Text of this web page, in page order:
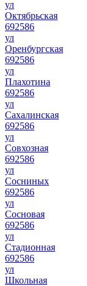
ул
Октябрьская
692586
ул
Оренбургская
692586
ул
Плахотина
692586
ул
Сахалинская
692586
ул
Совхозная
692586
ул
Сосниных
692586
ул
Сосновая
692586
ул
Стадионная
692586
ул
Школьная